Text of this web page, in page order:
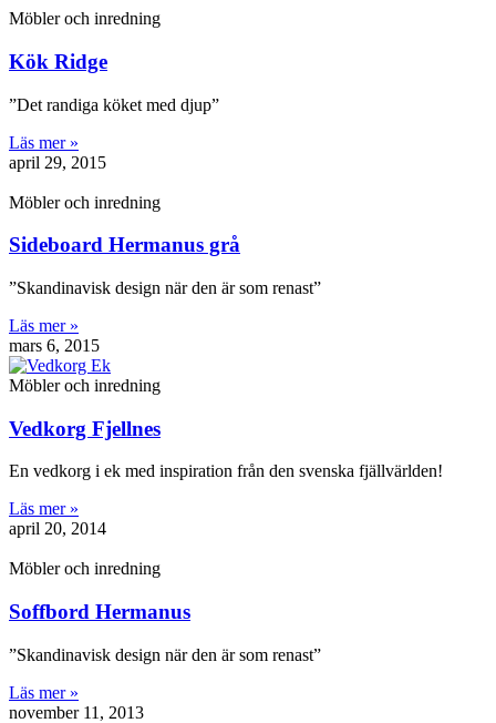
Möbler och inredning
Kök Ridge
”Det randiga köket med djup”
Läs mer »
april 29, 2015
Möbler och inredning
Sideboard Hermanus grå
”Skandinavisk design när den är som renast”
Läs mer »
mars 6, 2015
Möbler och inredning
Vedkorg Fjellnes
En vedkorg i ek med inspiration från den svenska fjällvärlden!
Läs mer »
april 20, 2014
Möbler och inredning
Soffbord Hermanus
”Skandinavisk design när den är som renast”
Läs mer »
november 11, 2013